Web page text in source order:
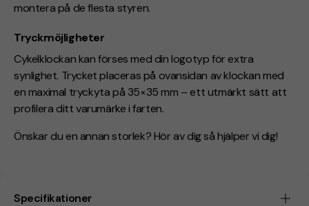
montera på de flesta styren.
Tryckmöjligheter
Cykelklockan kan förses med din logotyp för extra
synlighet. Trycket placeras på ovansidan av klockan med
en maximal tryckyta på 35×35 mm – ett utmärkt sätt att
profilera ditt varumärke i farten.
Önskar du en annan storlek? Hör av dig så hjälper vi dig!
Specifikationer